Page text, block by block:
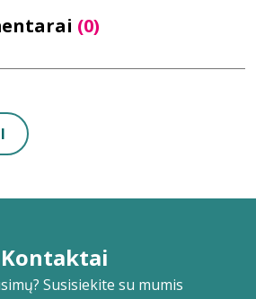
(0)
Kontaktai
Susisiekite su mumis